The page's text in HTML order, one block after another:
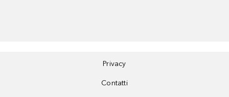
Privacy
Contatti